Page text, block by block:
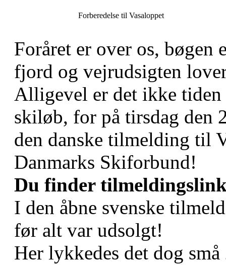
Forberedelse til Vasaloppet
Foråret er over os,
fjord og vejrudsigten
Alligevel er det ikke
skiløb, for på tirsdag den
den danske tilmelding til
Danmarks Skiforbund!
Du finder
I den åbne svenske
før alt var udsolgt!
Her lykkedes det dog